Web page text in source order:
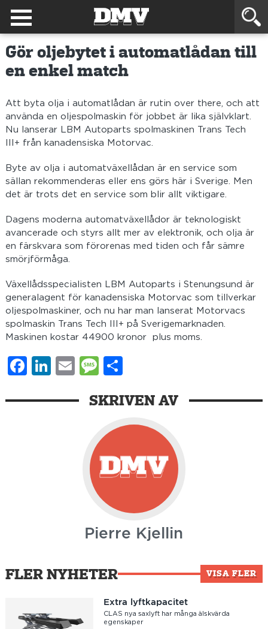
Gör oljebytet i automatlådan till
en enkel match
Att byta olja i automatlådan är rutin over there, och att
använda en oljespolmaskin för jobbet är lika självklart.
Nu lanserar LBM Autoparts spolmaskinen Trans Tech
III+ från kanadensiska Motorvac.
Byte av olja i automatväxellådan är en service som
sällan rekommenderas eller ens görs här i Sverige. Men
det är trots det en service som blir allt viktigare.
Dagens moderna automatväxellådor är teknologiskt
avancerade och styrs allt mer av elektronik, och olja är
en färskvara som förorenas med tiden och får sämre
smörjförmåga.
Växellådsspecialisten LBM Autoparts i Stenungsund är
generalagent för kanadensiska Motorvac som tillverkar
oljespolmaskiner, och nu har man lanserat Motorvacs
spolmaskin Trans Tech III+ på Sverigemarknaden.
Maskinen kostar 44900 kronor
plus moms.
Facebook
LinkedIn
EmailMessage
SKRIVEN AV
Pierre Kjellin
FLER NYHETER VISA FLER
Extra lyftkapacitet
CLAS nya saxlyft har många älskvärda
egenskaper